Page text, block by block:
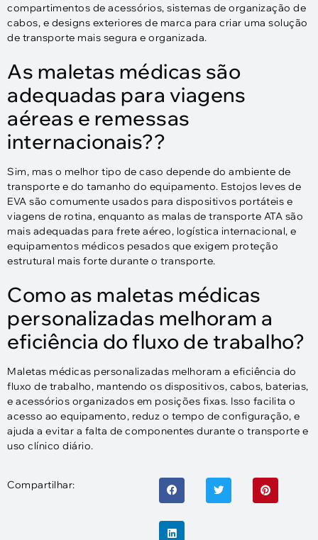
compartimentos de acessórios, sistemas de organização de
cabos, e designs exteriores de marca para criar uma solução
de transporte mais segura e organizada.
As maletas médicas são
adequadas para viagens
aéreas e remessas
internacionais??
Sim, mas o melhor tipo de caso depende do ambiente de
transporte e do tamanho do equipamento. Estojos leves de
EVA são comumente usados ​​para dispositivos portáteis e
viagens de rotina, enquanto as malas de transporte ATA são
mais adequadas para frete aéreo, logística internacional, e
equipamentos médicos pesados ​​que exigem proteção
estrutural mais forte durante o transporte.
Como as maletas médicas
personalizadas melhoram a
eficiência do fluxo de trabalho?
Maletas médicas personalizadas melhoram a eficiência do
fluxo de trabalho, mantendo os dispositivos, cabos, baterias,
e acessórios organizados em posições fixas. Isso facilita o
acesso ao equipamento, reduz o tempo de configuração, e
ajuda a evitar a falta de componentes durante o transporte e
uso clínico diário.
Compartilhar: